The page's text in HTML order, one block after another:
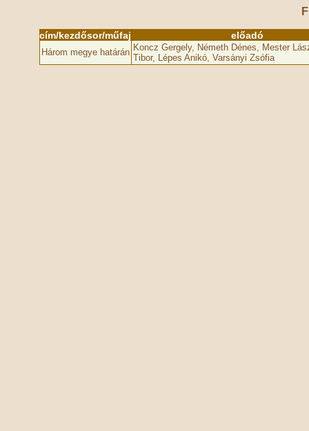
cím/kezdősor/műfaj előadó
Három megye határán Koncz Gergely, Németh Dénes, Mester
Tibor, Lépes Anikó, Varsányi Zsófia